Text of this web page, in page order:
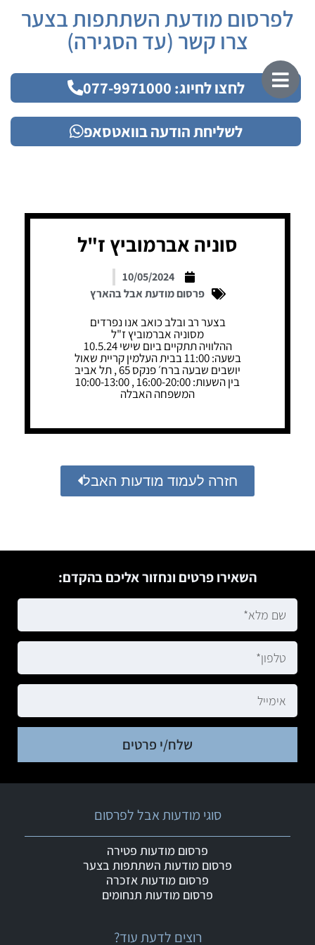
לפרסום מודעת השתתפות בצער
צרו קשר (עד הסגירה)
לחצו לחיוג: 077-9971000
לשליחת הודעה בוואטסאפ
סוניה אברמוביץ ז"ל
10/05/2024
פרסום מודעת אבל בהארץ
בצער רב ובלב כואב אנו נפרדים
מסוניה אברמוביץ ז"ל
ההלוויה תתקיים ביום שישי 10.5.24
בשעה: 11:00 בבית העלמין קריית שאול
יושבים שבעה ברח׳ פנקס 65 , תל אביב
בין השעות: 16:00-20:00 , 10:00-13:00
המשפחה האבלה
חזרה לעמוד מודעות האבל
השאירו פרטים ונחזור אליכם בהקדם:
שלח/י פרטים
רוצים לדעת עוד?
סוגי מודעות אבל לפרסום
פרסום מודעות פטירה
פרסום מודעות השתתפות בצער
פרסום מודעות אזכרה
פרסום מודעות תנחומים